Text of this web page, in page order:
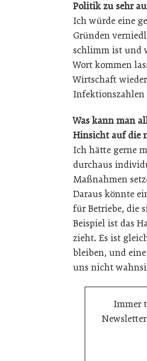
Politik zu sehr
Ich würde eine
Gründen
schlimm ist und
Wort kommen
Wirtschaft
Was kann man
Hinsicht auf die
Ich hätte gerne
durchaus
Maßnahmen
Daraus könnte
für Betriebe, die
Beispiel ist das
zieht. Es ist
bleiben, und
uns nicht
Immer